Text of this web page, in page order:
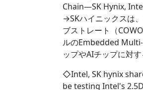
Chain―SK Hynix,
→SKハイニックスは
ブストレート（
ルのEmbedded
ップやAIチップに対
◇Intel, SK hynix
be testing Intel's